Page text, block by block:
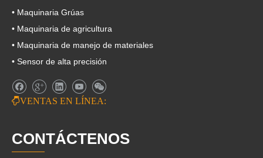
• Maquinaria Grúas
• Maquinaria de agricultura
• Maquinaria de manejo de materiales
• Sensor de alta precisión
VENTAS EN LÍNEA:
CONTÁCTENOS